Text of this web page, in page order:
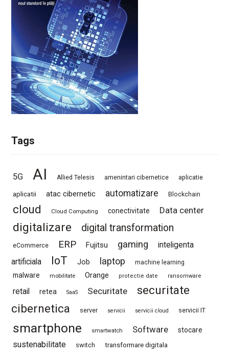
Tags
5G AI Allied Telesis amenintari cibernetice aplicatie
aplicatii atac cibernetic automatizare Blockchain
cloud Cloud Computing conectivitate Data center
digitalizare digital transformation
eCommerce ERP Fujitsu gaming
inteligenta
artificiala
IoT Job laptop machine learning
malware mobilitate Orange protectie date ransomware
retail retea SaaS Securitate
securitate
cibernetica
server servicii servicii cloud servicii IT
smartphone smartwatch Software stocare
sustenabilitate switch transformare digitala